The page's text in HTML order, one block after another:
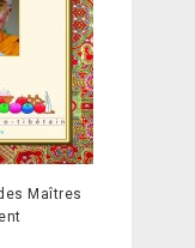
Maîtres